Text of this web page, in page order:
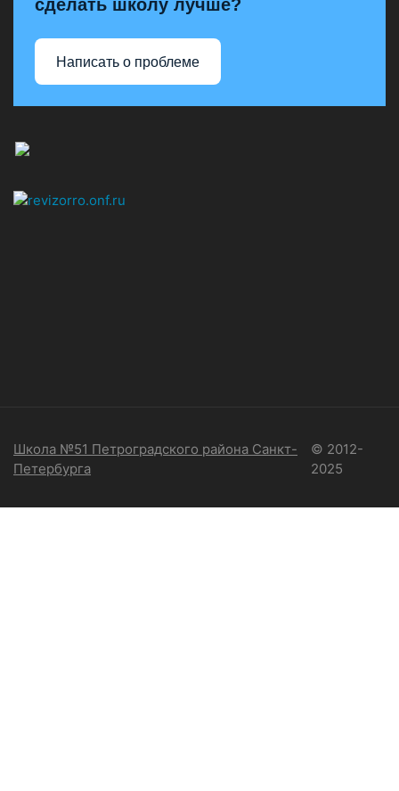
сделать школу лучше?
Написать о проблеме
Школа №51 Петроградского района Санкт-
Петербурга
© 2012-
2025